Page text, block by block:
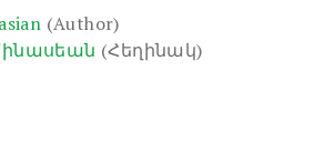
(Author)
(Հեղինակ)